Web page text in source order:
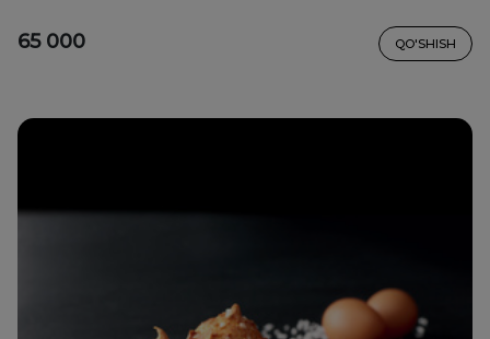
65 000 QO'SHISH